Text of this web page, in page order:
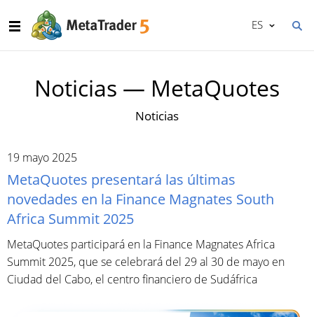
ES
Noticias — MetaQuotes
Noticias
19 mayo 2025
MetaQuotes presentará las últimas
novedades en la Finance Magnates South
Africa Summit 2025
MetaQuotes participará en la Finance Magnates Africa
Summit 2025, que se celebrará del 29 al 30 de mayo en
Ciudad del Cabo, el centro financiero de Sudáfrica